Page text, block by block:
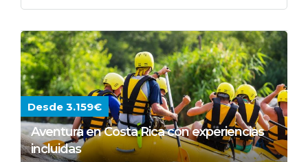
Desde 3.159€
Aventura en Costa Rica con experiencias
incluidas